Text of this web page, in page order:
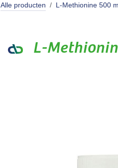
Alle producten L-Methionine 500
L-